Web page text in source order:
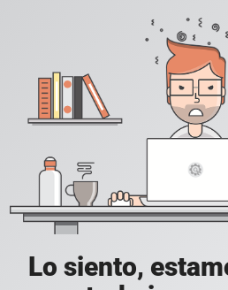
Lo siento,